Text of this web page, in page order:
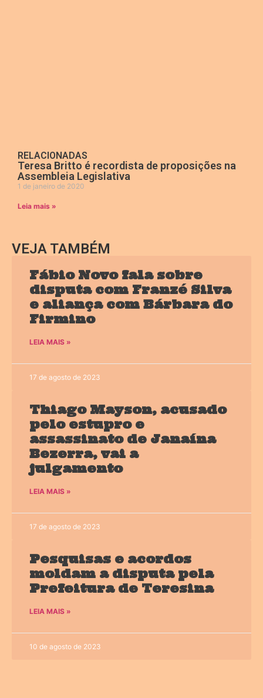
RELACIONADAS
Teresa Britto é recordista de proposições na
Assembleia Legislativa
1 de janeiro de 2020
Leia mais »
VEJA TAMBÉM
Fábio Novo fala sobre
disputa com Franzé Silva
e aliança com Bárbara do
Firmino
LEIA MAIS »
17 de agosto de 2023
Thiago Mayson, acusado
pelo estupro e
assassinato de Janaína
Bezerra, vai a
julgamento
LEIA MAIS »
17 de agosto de 2023
Pesquisas e acordos
moldam a disputa pela
Prefeitura de Teresina
LEIA MAIS »
10 de agosto de 2023